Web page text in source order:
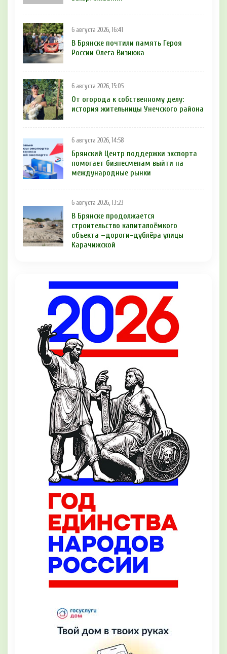
6 августа 2026, 16:41
В Брянске почтили память Героя
России Олега Визнюка
6 августа 2026, 15:05
От огорода к собственному делу:
история жительницы Унечского района
6 августа 2026, 14:58
Брянский Центр поддержки экспорта
помогает бизнесменам выйти на
международные рынки
6 августа 2026, 13:23
В Брянске продолжается
строительство капиталоёмкого
объекта –дороги-дублёра улицы
Карачижской